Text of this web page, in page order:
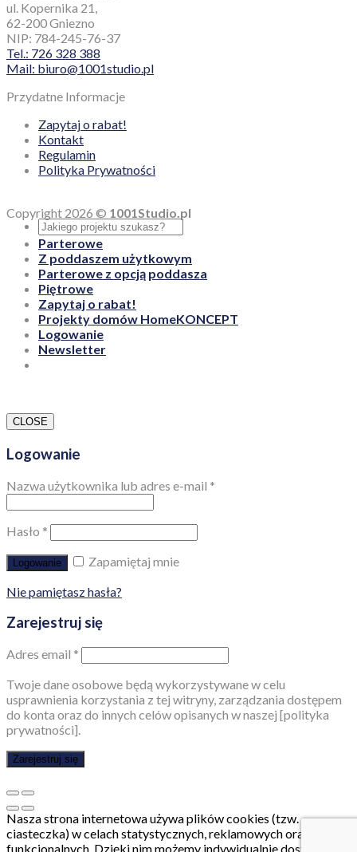
ul. Kopernika 21,
62-200 Gniezno
NIP: 784-245-76-37
Tel.: 726 328 388
Mail: biuro@1001studio.pl
Przydatne Informacje
Zapytaj o rabat!
Kontakt
Regulamin
Polityka Prywatności
Copyright 2026 © 1001Studio.pl
Parterowe
Z poddaszem użytkowym
Parterowe z opcją poddasza
Piętrowe
Zapytaj o rabat!
Projekty domów HomeKONCEPT
Logowanie
Newsletter
CLOSE
Logowanie
Nazwa użytkownika lub adres e-mail *
Hasło *
Logowanie
Zapamiętaj mnie
Nie pamiętasz hasła?
Zarejestruj się
Adres email *
Twoje dane osobowe będą wykorzystywane w celu
usprawnienia korzystania z tej witryny, zarządzania dostępem
do konta oraz do innych celów opisanych w naszej [polityka
prywatności].
Zarejestruj się
Nasza strona internetowa używa plików cookies (tzw.
ciasteczka) w celach statystycznych, reklamowych oraz
funkcjonalnych. Dzięki nim możemy indywidualnie dostosować